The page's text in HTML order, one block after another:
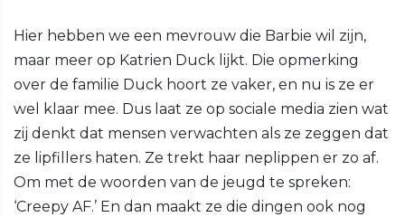
Hier hebben we een mevrouw die Barbie wil zijn,
maar meer op Katrien Duck lijkt. Die opmerking
over de familie Duck hoort ze vaker, en nu is ze er
wel klaar mee. Dus laat ze op sociale media zien wat
zij denkt dat mensen verwachten als ze zeggen dat
ze lipfillers haten. Ze trekt haar neplippen er zo af.
Om met de woorden van de jeugd te spreken:
‘Creepy AF.’ En dan maakt ze die dingen ook nog